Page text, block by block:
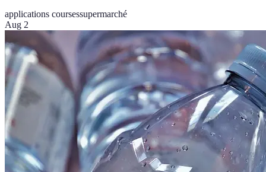
applications coursessupermarché
Aug 2